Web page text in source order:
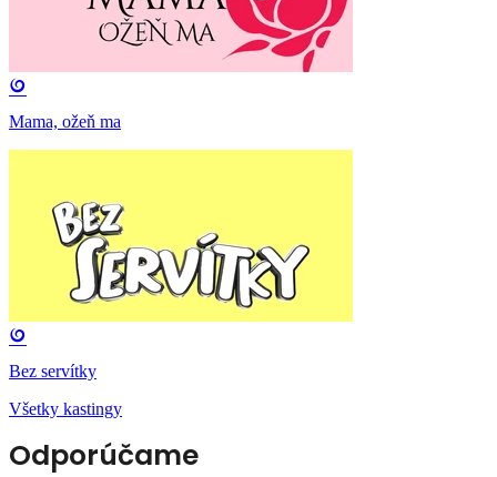
Mama, ožeň ma
Bez servítky
Všetky kastingy
Odporúčame